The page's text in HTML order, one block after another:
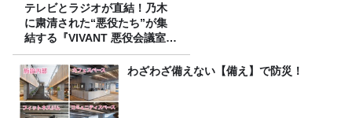
テレビとラジオが直結！乃木
に粛清された“悪役たち”が集
結する『VIVANT 悪役会議室』
7/26(日)23時スタート！
わざわざ備えない【備え】で防災！